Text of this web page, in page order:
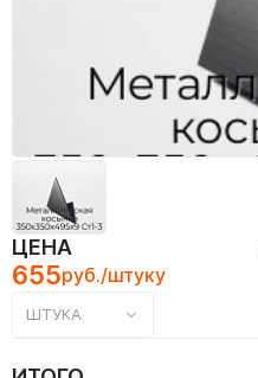
ЦЕНА
655руб./штуку
ШТУКА